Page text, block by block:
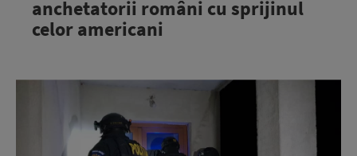
anchetatorii români cu sprijinul
celor americani